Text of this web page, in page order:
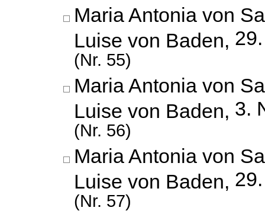
Maria Antonia von
Luise von Baden,
(Nr. 55)
Maria Antonia von
Luise von Baden, 3.
(Nr. 56)
Maria Antonia von
Luise von Baden,
(Nr. 57)